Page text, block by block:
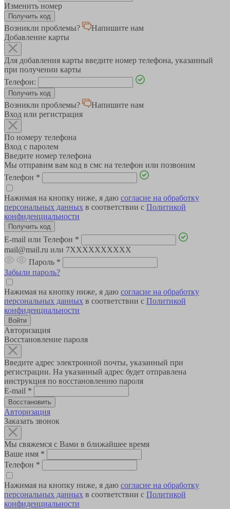
Изменить номер
Возникли проблемы?
Напишите нам
Добавление карты
Для добавления карты введите номер телефона, указанный
при получении карты
Телефон:
Возникли проблемы?
Напишите нам
Вход или регистрация
По номеру телефона
Вход с паролем
Введите номер телефона
Мы отправим вам код в смс на телефон или позвоним
Телефон *
Нажимая на кнопку ниже, я даю согласие на обработку
персональных данных в соответствии с Политикой
конфиденциальности
E-mail или Телефон *
mail@mail.ru или 7XXXXXXXXXX
Пароль *
Забыли пароль?
Нажимая на кнопку ниже, я даю согласие на обработку
персональных данных в соответствии с Политикой
конфиденциальности
Авторизация
Восстановление пароля
Введите адрес электронной почты, указанный при
регистрации. На указанный адрес будет отправлена
инструкция по восстановлению пароля
E-mail *
Авторизация
Заказать звонок
Мы свяжемся с Вами в ближайшее время
Ваше имя *
Телефон *
Нажимая на кнопку ниже, я даю согласие на обработку
персональных данных в соответствии с Политикой
конфиденциальности